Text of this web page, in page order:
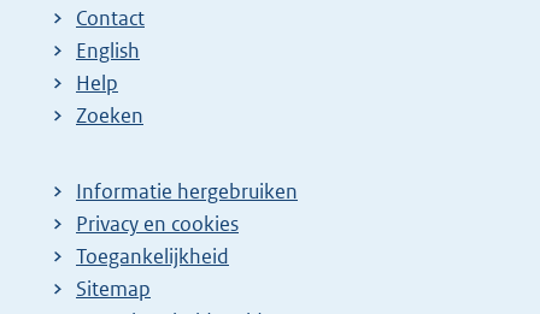
Contact
English
Help
Zoeken
Informatie hergebruiken
Privacy en cookies
Toegankelijkheid
Sitemap